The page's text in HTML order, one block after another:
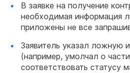
В заявке на получение
необходимая информация
приложены не все
Заявитель указал ложную
(например, умолчал о
соответствовать статусу